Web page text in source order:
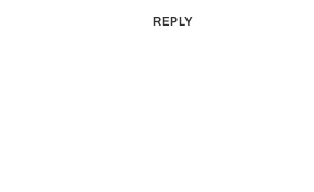
REPLY